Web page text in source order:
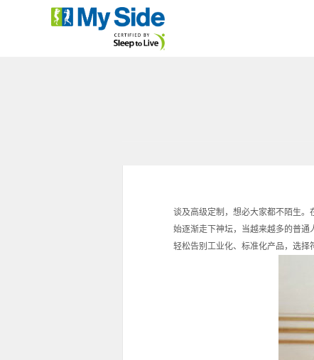
谈及高级定制，想必大家都不陌生
始逐渐走下神坛，当越来越多的普
轻松告别工业化、标准化产品，选择